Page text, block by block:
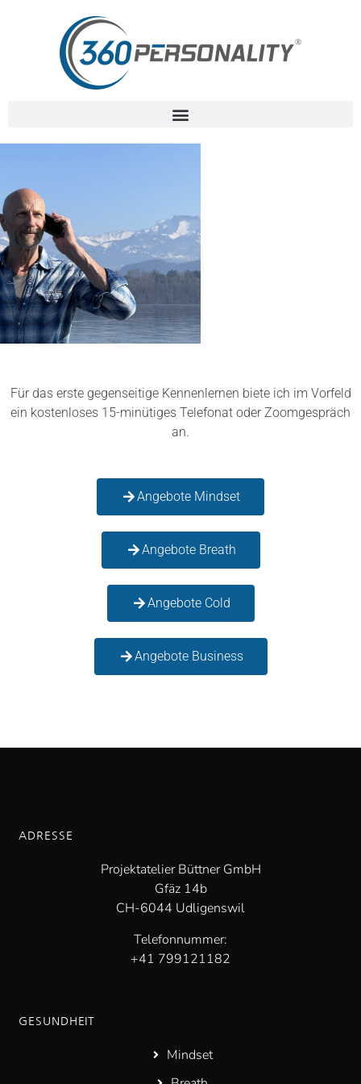
Für das erste gegenseitige Kennenlernen biete ich im Vorfeld
ein kostenloses 15-minütiges Telefonat oder Zoomgespräch
an.
Angebote Mindset
Angebote Breath
Angebote Cold
Angebote Business
ADRESSE
Projektatelier Büttner GmbH
Gfäz 14b
CH-6044 Udligenswil
Telefonnummer:
+41 799121182
GESUNDHEIT
Mindset